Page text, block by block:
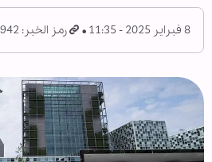
8 فبراير 2025 - 11:35 رمز الخبر: 1520942